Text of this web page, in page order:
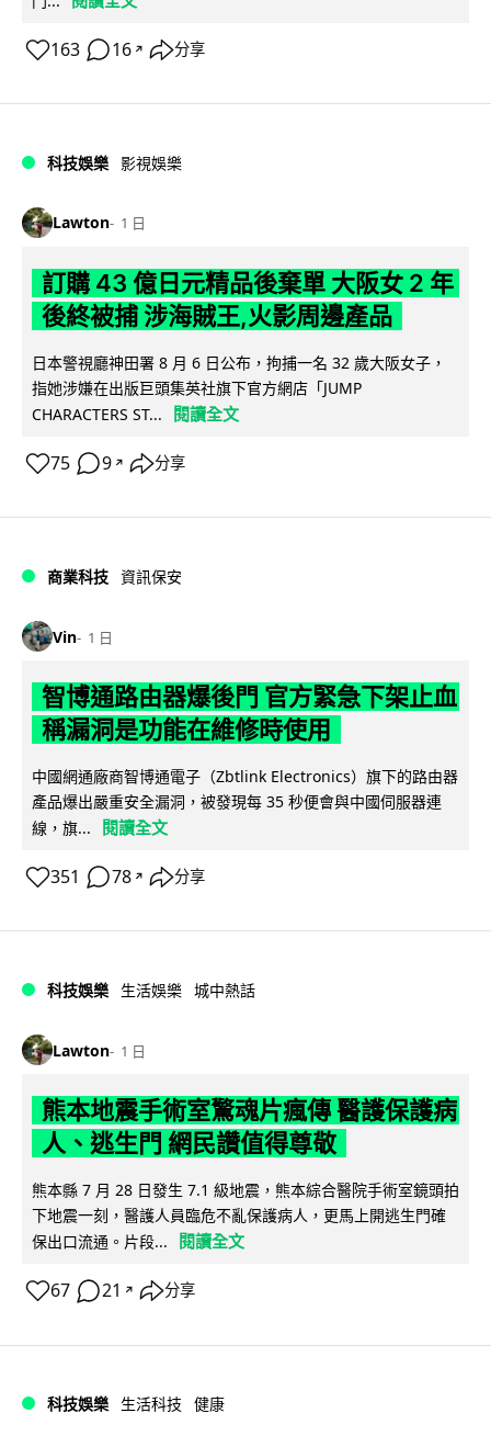
163 16 ↗ 分享
科技娛樂 影視娛樂
Lawton 1 日
訂購 43 億日元精品後棄單 大阪女 2 年
後終被捕 涉海賊王,火影周邊產品
日本警視廳神田署 8 月 6 日公布，拘捕一名 32 歲大阪女子，
指她涉嫌在出版巨頭集英社旗下官方網店「JUMP
CHARACTERS ST...
閱讀全文
75 9 ↗ 分享
商業科技 資訊保安
Vin 1 日
智博通路由器爆後門 官方緊急下架止血
稱漏洞是功能在維修時使用
中國網通廠商智博通電子（Zbtlink Electronics）旗下的路由器
產品爆出嚴重安全漏洞，被發現每 35 秒便會與中國伺服器連
線，旗...
閱讀全文
351 78 ↗ 分享
科技娛樂 生活娛樂 城中熱話
Lawton 1 日
熊本地震手術室驚魂片瘋傳 醫護保護病
人、逃生門 網民讚值得尊敬
熊本縣 7 月 28 日發生 7.1 級地震，熊本綜合醫院手術室鏡頭拍
下地震一刻，醫護人員臨危不亂保護病人，更馬上開逃生門確
保出口流通。片段...
閱讀全文
67 21 ↗ 分享
科技娛樂 生活科技 健康